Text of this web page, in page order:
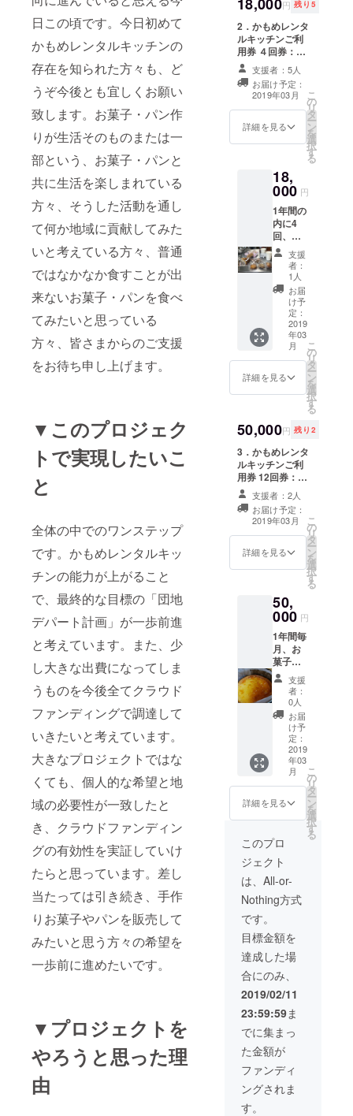
日この頃です。今日初めて
かもめレンタルキッチンの
存在を知られた方々も、ど
うぞ今後とも宜しくお願い
致します。お菓子・パン作
りが生活そのものまたは一
部という、お菓子・パンと
共に生活を楽しまれている
方々、そうした活動を通し
て何か地域に貢献してみた
いと考えている方々、普通
ではなかなか食すことが出
来ないお菓子・パンを食べ
てみたいと思っている
方々、皆さまからのご支援
をお待ち申し上げます。
▼このプロジェク
トで実現したいこ
と
全体の中でのワンステップ
です。かもめレンタルキッ
チンの能力が上がること
で、最終的な目標の「団地
デパート計画」が一歩前進
と考えています。また、少
し大きな出費になってしま
うものを今後全てクラウド
ファンディングで調達して
いきたいと考えています。
大きなプロジェクトではな
くても、個人的な希望と地
域の必要性が一致したと
き、クラウドファンディン
グの有効性を実証していけ
たらと思っています。差し
当たっては引き続き、手作
りお菓子やパンを販売して
みたいと思う方々の希望を
一歩前に進めたいです。
▼プロジェクトを
やろうと思った理
由
キッチンご利用
日の打ち合わせ
連絡をさせて頂
くことがござい
ますので予めご
了承をお願い致
します。
ンタル
キッチ
ンでそ
のどち
らかを
決めさ
せて頂
す。お
届けす
り手さ
んのご
紹介も
お菓子
セット
の中に
同封さ
せて頂
きます
のでご
期待く
ださい
ませ。
どうぞ！ お届け
予定日として
2019年3月とし
ていますが、
キッチンご利用
権利ですのでご
利用者様のご都
合にあわせて相
談させて頂きま
として
kamomerentalk
メールアドレス
までお願い致し
ます。また本お
申込みはご支援
者様のメールア
ドレスをかもめ
レンタルキッチ
ンで取得させて
頂く条件となっ
ておりますの
で、お申込み後
こちらからキッ
チンご利用日の
打ち合わせ連絡
をさせて頂くこ
ので予めご了承
をお願い致しま
子セッ
トを一
箱お届
けしま
ろいろ
な作り
手さん
のお菓
子を少
ターン
と、お
一人の
作り手
さん
ワール
ドのパ
ターン
を考え
ていま
すが、
お菓子
発送時
期と作
り手さ
んのス
ケ
もめレ
キッチ
ンでそ
のどち
らかを
決めさ
せて頂
きま
届けす
るお菓
んのご
紹介も
お菓子
セット
の中に
同封さ
せて頂
きます
のでご
期待く
ださい
ませ。
円 残り5
2．かもめレンタ
ルキッチンご利
用券 ４回券：フ
ルタイム（1日）
4回 OR 半日
（4時間）8回を
18,000円 利用可
能時間‖平日午前
9時から午後5時
用料金 850円／
時間＋消費税 設
ン：東芝ER-
RD3000、捏ね
器：キッチンエ
イドKSM5、発
酵器：ニーダー
102、作業台：
幅120㎝奥行60
㎝高さ80㎝ が2
台、クイジナー
ト、フードドラ
イヤー、冷凍冷
蔵庫など。その
認などは、かも
めレンタルキッ
せからお気軽に
どうぞ！ お届け
予定日として
2019年3月とし
ていますが、
キッチンご利用
権利ですのでご
利用者様のご都
合にあわせて相
す。ご相談窓口
として
kamomerentalk
メールアドレス
までお願い致し
ます。また本お
申込みはご支援
者様のメールア
ドレスをかもめ
レンタルキッチ
ンで取得させて
頂く条件となっ
ておりますの
で、お申込み後
こちらからキッ
チンご利用日の
打ち合わせ連絡
とがございます
ので予めご了承
す。
支援者：5人
お届け予定：
2019年03月
詳細を見る
こ
の
リ
タ
ー
ン
を
選
択
す
る
18,
000 円
1年間の
内に4
回、お
菓子の
セット
が届き
ます
（2019
年3・
5・9・
10月予
定）：
感謝の
気持ち
を込め
て、か
ンバー
の手作
りお菓
子セッ
トを一
けしま
す。い
ろいろ
な作り
手さん
詰め込
むパ
ターン
と、お
一人の
作り手
さん
ワール
ドのパ
ターン
を考え
ていま
すが、
お菓子
発送時
期と作
り手さ
ジュー
り、か
もめレ
ンタル
キッチ
のどち
らかを
決めさ
せて頂
きま
す。お
るお菓
子の作
り手さ
んのご
紹介も
お菓子
セット
支援
者：
1人
お届
け予
定：
2019
年03
月
詳細を見る
こ
の
リ
タ
ー
ン
を
選
択
す
る
50,000円 残り2
3．かもめレンタ
ルキッチンご利
用券 12回券：フ
ルタイム（1日）
12回 OR 半日
（4時間）24回
を50,000円 利用
可能時間‖平日午
前9時から午後5
利用料金 850円
／時間＋消費税
ン：東芝ER-
RD3000、捏ね
器：キッチンエ
イドKSM5、発
酵器：ニーダー
102、作業台：
幅120㎝奥行60
㎝高さ80㎝ が2
台、クイジナー
ト、フードドラ
イヤー、冷凍冷
蔵庫など。その
認などは、かも
めレンタルキッ
ジのお問い合わ
せからお気軽に
どうぞ！ お届け
予定日として
2019年3月とし
ていますが、
キッチンご利用
権利ですのでご
利用者様のご都
合にあわせて相
談させて頂きま
す。ご相談窓口
として
kamomerentalk
itchen@yahoo.
co.jp こちらの
メールアドレス
までお願い致し
ます。また本お
申込みはご支援
者様のメールア
ドレスをかもめ
支援者：2人
お届け予定：
2019年03月
詳細を見る
こ
の
リ
タ
ー
ン
を
選
択
す
る
50,
000 円
1年間毎
月、お
菓子の
セット
が届き
ます
（2019
年3～翌
年2月予
定）：
感謝の
気持ち
を込め
て、か
もめメ
ンバー
の手作
りお菓
子セッ
トを一
箱お届
けしま
な作り
手さん
のお菓
子を少
しずつ
詰め込
むパ
ターン
と、お
一人の
作り手
さん
ワール
支援
者：
0人
お届
け予
定：
2019
年03
月
詳細を見る
こ
の
リ
タ
ー
ン
を
選
択
す
る
このプロ
ジェクト
は、All-or-
Nothing方式
です。
目標金額を
達成した場
合にのみ、
2019/02/11
23:59:59ま
でに集まっ
た金額が
ファンディ
ングされま
す。